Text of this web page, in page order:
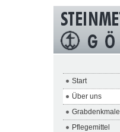
Start
Über uns
Grabdenkmale
Pflegemittel